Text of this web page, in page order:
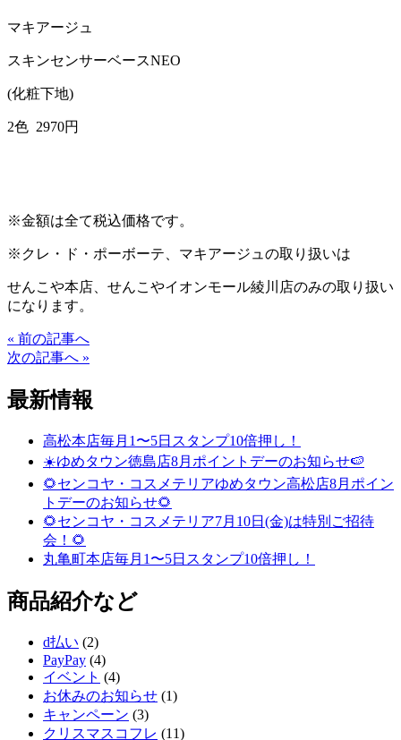
マキアージュ
スキンセンサーベースNEO
(化粧下地)
2色 2970円
※金額は全て税込価格です。
※クレ・ド・ポーボーテ、マキアージュの取り扱いは
せんこや本店、せんこやイオンモール綾川店のみの取り扱い
になります。
« 前の記事へ
次の記事へ »
最新情報
高松本店毎月1〜5日スタンプ10倍押し！
☀️ゆめタウン徳島店8月ポイントデーのお知らせ🍉
🌻センコヤ・コスメテリアゆめタウン高松店8月ポイン
トデーのお知らせ🌻
🌻センコヤ・コスメテリア7月10日(金)は特別ご招待
会！🌻
丸亀町本店毎月1〜5日スタンプ10倍押し！
商品紹介など
d払い (2)
PayPay (4)
イベント (4)
お休みのお知らせ (1)
キャンペーン (3)
クリスマスコフレ (11)